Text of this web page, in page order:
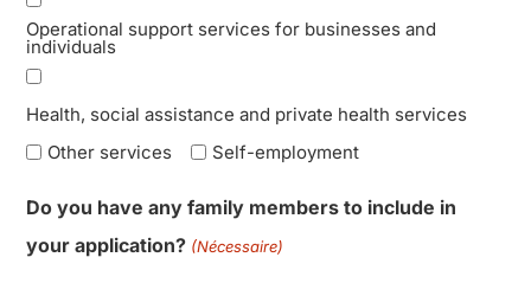
Operational support services for businesses and
individuals
Health, social assistance and private health services
Other services
Self-employment
Do you have any family members to include in
your application? (Nécessaire)